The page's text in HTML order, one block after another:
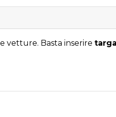
vetture. Basta inserire targa